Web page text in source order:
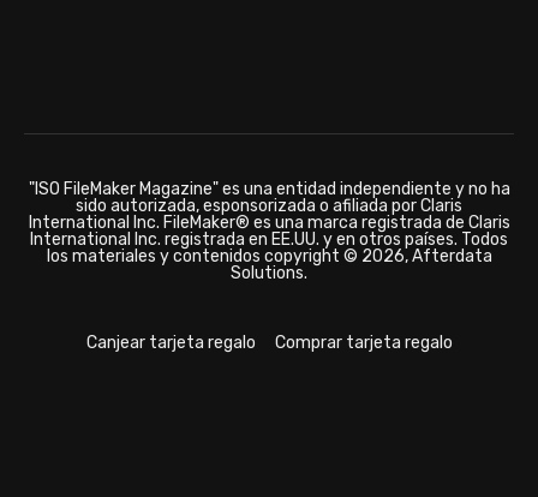
"ISO FileMaker Magazine" es una entidad independiente y no ha
sido autorizada, esponsorizada o afiliada por Claris
International Inc. FileMaker® es una marca registrada de Claris
International Inc. registrada en EE.UU. y en otros países. Todos
los materiales y contenidos copyright © 2026, Afterdata
Solutions.
Canjear tarjeta regalo Comprar tarjeta regalo